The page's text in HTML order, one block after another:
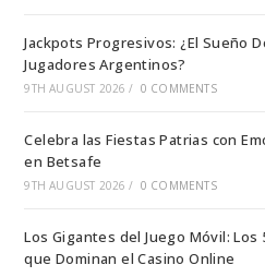
Jackpots Progresivos: ¿El Sueño
Jugadores Argentinos?
9TH AUGUST 2026 / 0 COMMENTS
Celebra las Fiestas Patrias con
en Betsafe
9TH AUGUST 2026 / 0 COMMENTS
Los Gigantes del Juego Móvil:
que Dominan el Casino Online